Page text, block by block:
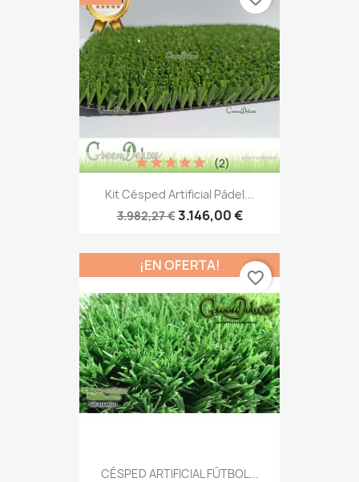
Kit Césped Artificial Pádel...
3.982,27 €3.146,00 €
(2)
CÉSPED ARTIFICIAL FÚTBOL...
¡EN OFERTA!
favorite_border